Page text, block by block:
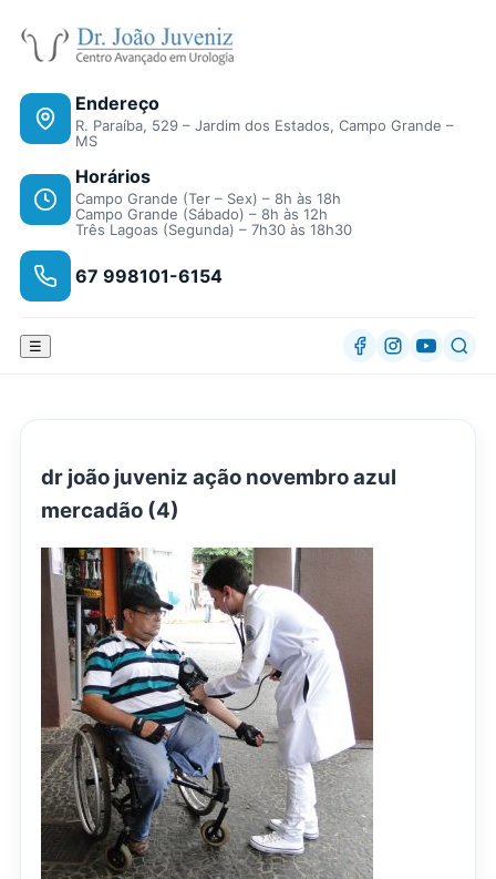
Endereço
R. Paraíba, 529 – Jardim dos Estados, Campo Grande –
MS
Horários
Campo Grande (Ter – Sex) – 8h às 18h
Campo Grande (Sábado) – 8h às 12h
Três Lagoas (Segunda) – 7h30 às 18h30
67 998101-6154
☰
dr joão juveniz ação novembro azul
mercadão (4)